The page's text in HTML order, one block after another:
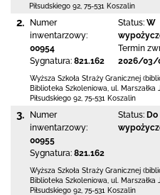
Piłsudskiego 92 75-531 Koszalin
2.
Numer
inwentarzowy:
00954
Sygnatura: 821.162
Status: W
Termin
2026/03/
Wyższa Szkoła Straży Granicznej
Biblioteka Szkoleniowa, ul. Marszałka
Piłsudskiego 92 75-531 Koszalin
3.
Numer
inwentarzowy:
00955
Sygnatura: 821.162
Status: Do
Wyższa Szkoła Straży Granicznej
Biblioteka Szkoleniowa, ul. Marszałka
Piłsudskiego 92 75-531 Koszalin